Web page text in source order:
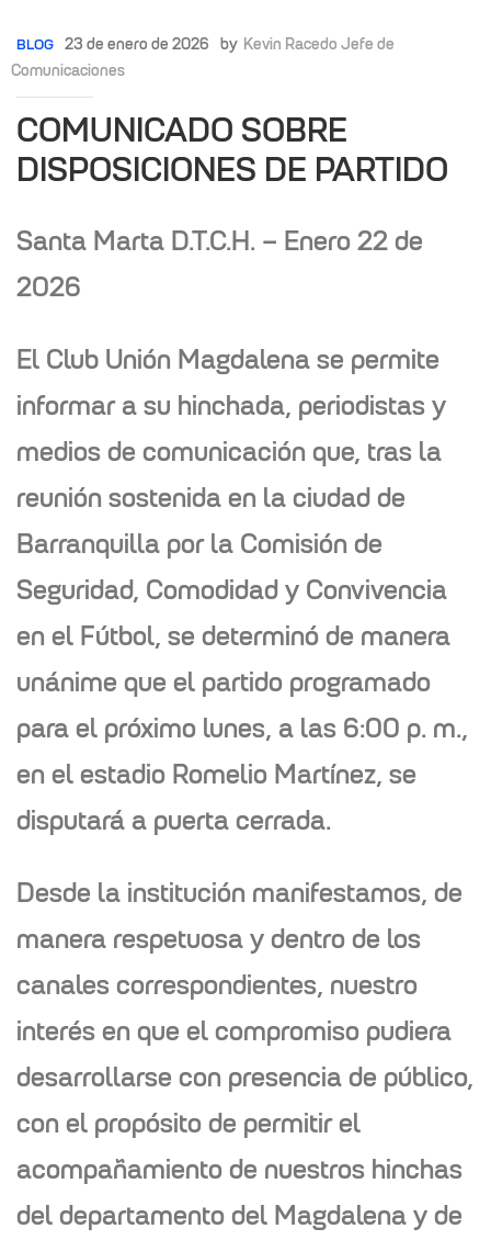
BLOG 23 de enero de 2026 by Kevin Racedo Jefe de
Comunicaciones
COMUNICADO SOBRE
DISPOSICIONES DE PARTIDO
Santa Marta D.T.C.H. – Enero 22 de
2026
El Club Unión Magdalena se permite
informar a su hinchada, periodistas y
medios de comunicación que, tras la
reunión sostenida en la ciudad de
Barranquilla por la Comisión de
Seguridad, Comodidad y Convivencia
en el Fútbol, se determinó de manera
unánime que el partido programado
para el próximo lunes, a las 6:00 p. m.,
en el estadio Romelio Martínez, se
disputará a puerta cerrada.
Desde la institución manifestamos, de
manera respetuosa y dentro de los
canales correspondientes, nuestro
interés en que el compromiso pudiera
desarrollarse con presencia de público,
con el propósito de permitir el
acompañamiento de nuestros hinchas
del departamento del Magdalena y de